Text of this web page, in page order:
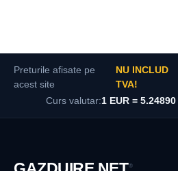
Preturile afisate pe
acest site
NU INCLUD
TVA!
Curs valutar:1 EUR =
®